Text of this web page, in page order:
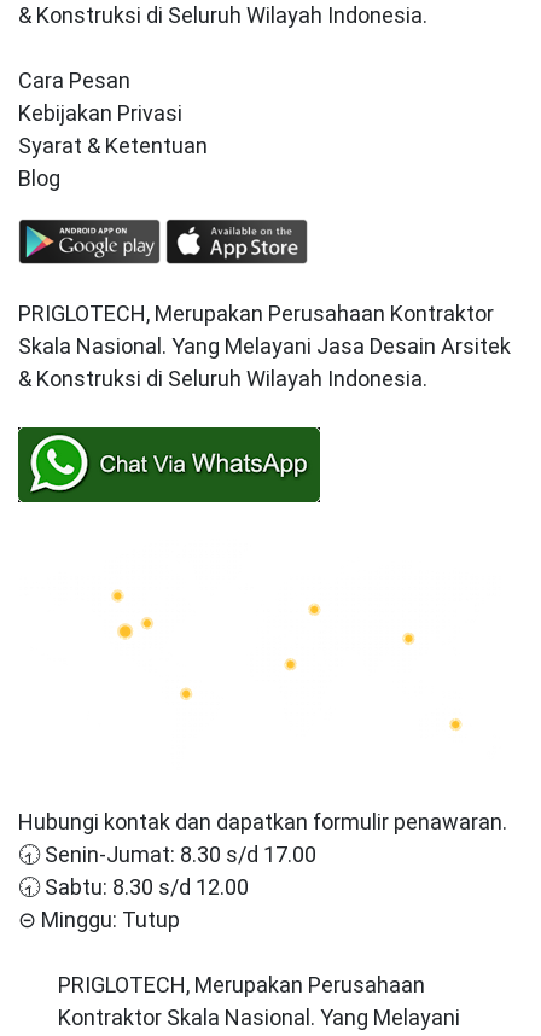
& Konstruksi di Seluruh Wilayah Indonesia.
Cara Pesan
Kebijakan Privasi
Syarat & Ketentuan
Blog
PRIGLOTECH, Merupakan Perusahaan Kontraktor
Skala Nasional. Yang Melayani Jasa Desain Arsitek
& Konstruksi di Seluruh Wilayah Indonesia.
Hubungi kontak dan dapatkan formulir penawaran.
🕣 Senin-Jumat: 8.30 s/d 17.00
🕣 Sabtu: 8.30 s/d 12.00
⊝ Minggu: Tutup
PRIGLOTECH, Merupakan Perusahaan
Kontraktor Skala Nasional. Yang Melayani